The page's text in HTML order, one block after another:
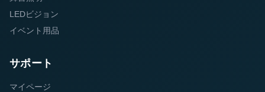
LEDビジョン
イベント用品
サポート
マイページ